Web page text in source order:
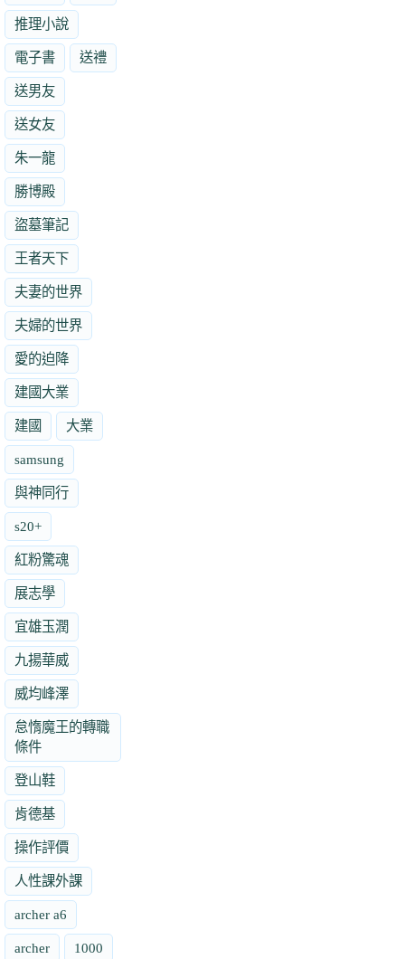
推理小說
電子書 送禮
送男友
送女友
朱一龍
勝博殿
盜墓筆記
王者天下
夫妻的世界
夫婦的世界
愛的迫降
建國大業
建國 大業
samsung
與神同行
s20+
紅粉驚魂
展志學
宜雄玉潤
九揚華威
威均峰澤
怠惰魔王的轉職
條件
登山鞋
肯德基
操作評價
人性課外課
archer a6
archer 1000